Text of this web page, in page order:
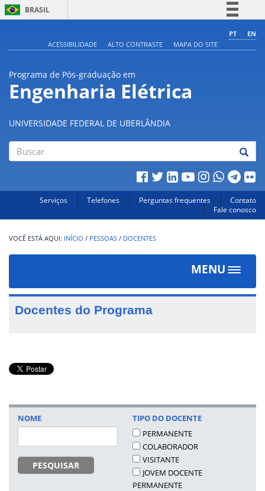
BRASIL
Comunica BR
Acesso à informação
Legislação
PT
EN
ACESSIBILIDADE
ALTO CONTRASTE MAPA DO SITE
Programa de Pós-graduação em
Engenharia Elétrica
UNIVERSIDADE FEDERAL DE UBERLÂNDIA
Serviços Telefones Perguntas frequentes
Contato
Fale conosco
INÍCIO / PESSOAS / DOCENTES
MENU
Toggle
Docentes do Programa
NOME
PESQUISAR
TIPO DO DOCENTE
PERMANENTE
COLABORADOR
VISITANTE
JOVEM DOCENTE
PERMANENTE